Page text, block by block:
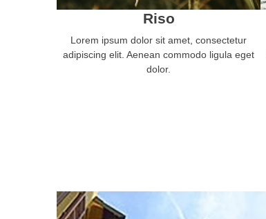
Riso
Lorem ipsum dolor sit amet, consectetur
adipiscing elit. Aenean commodo ligula eget
dolor.